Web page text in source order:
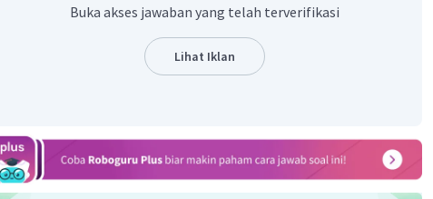
Buka akses jawaban yang telah terverifikasi
Lihat Iklan